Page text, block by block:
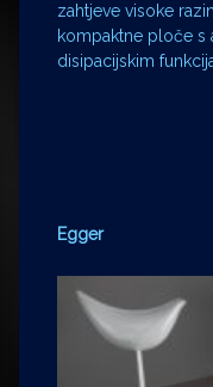
zahtjeve visoke
kompaktne ploče s
disipacijskim
Egger